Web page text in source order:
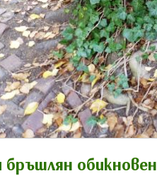
бръшлян обикновен